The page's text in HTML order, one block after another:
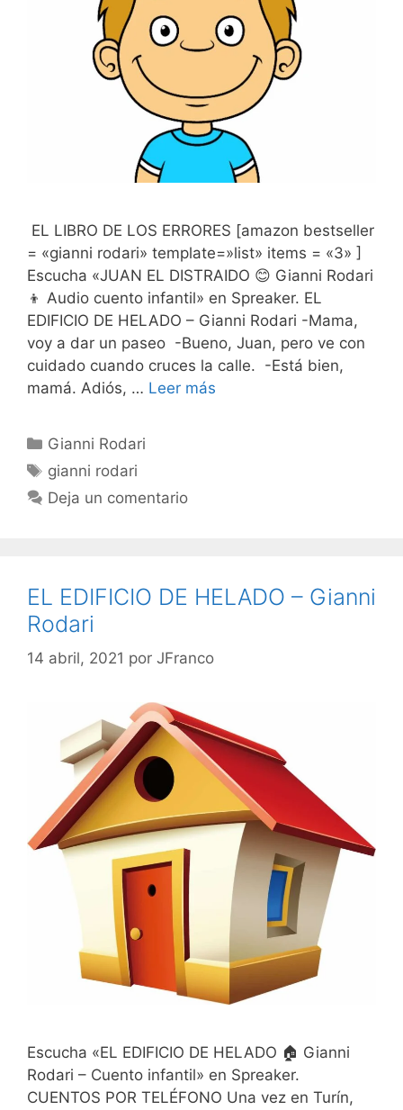
EL LIBRO DE LOS ERRORES [amazon bestseller
= «gianni rodari» template=»list» items = «3» ]
Escucha «JUAN EL DISTRAIDO 😊 Gianni Rodari
👦 Audio cuento infantil» en Spreaker. EL
EDIFICIO DE HELADO – Gianni Rodari -Mama,
voy a dar un paseo -Bueno, Juan, pero ve con
cuidado cuando cruces la calle. -Está bien,
mamá. Adiós, … Leer más
Categorías
Gianni Rodari
Etiquetas
gianni rodari
Deja un comentario
EL EDIFICIO DE HELADO – Gianni
Rodari
14 abril, 2021 por JFranco
Escucha «EL EDIFICIO DE HELADO 🏠 Gianni
Rodari – Cuento infantil» en Spreaker.
CUENTOS POR TELÉFONO Una vez en Turín,